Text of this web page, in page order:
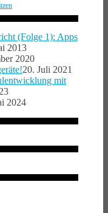
(Folge 1): Apps
2013
2020
20. Juli 2021
mit
2024